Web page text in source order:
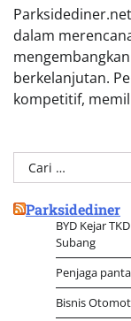
dalam
berkelanjutan.
kompetitif,
Cari
untuk:
Parksidediner
BYD Kejar
Subang
Penjaga
Bisnis